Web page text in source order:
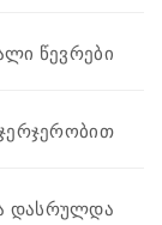
წევრები
დასრულდა